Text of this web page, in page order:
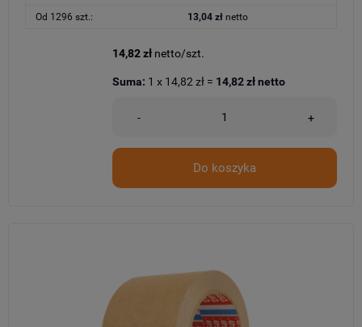
Od 1296 szt.: 13,04 złnetto
14,82 zł netto/szt.
- +
Do koszyka
Suma: 1 x 14,82 zł = 14,82 złnetto